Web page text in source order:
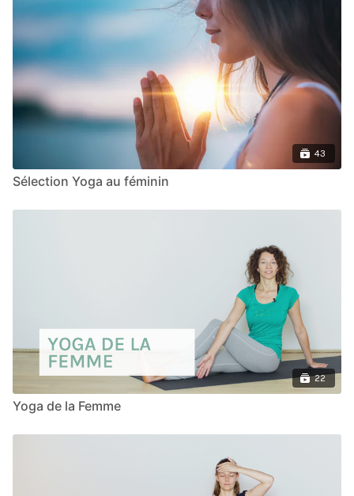
43
Sélection Yoga au féminin
22
Yoga de la Femme